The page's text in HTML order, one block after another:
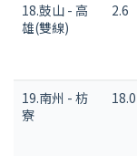
18.鼓山 - 高
雄(雙線)
2.6
19.南州 - 枋
寮
18.0